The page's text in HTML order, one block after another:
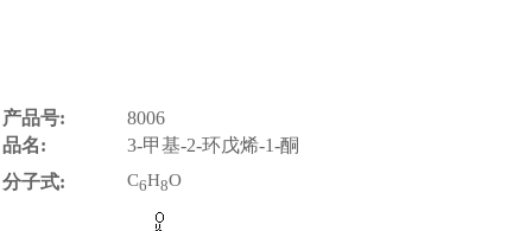
产品号:
8006
品名:
3-甲基-2-环戊烯-1-酮
分子式:
C6H8O